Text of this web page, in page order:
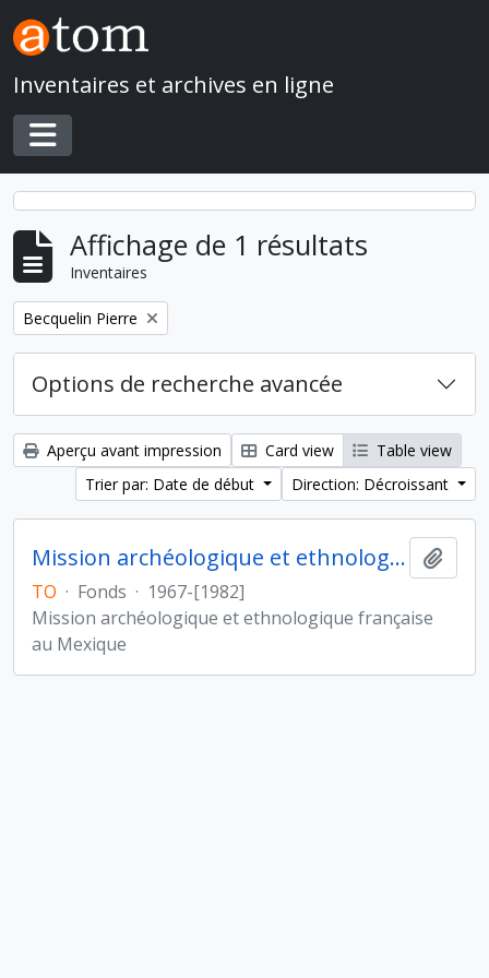
Skip to main content
Inventaires et archives en ligne
Toggle navigation
Affichage de 1 résultats
Inventaires
Remove filter:
Becquelin Pierre
Options de recherche avancée
Aperçu avant impression Card view
Table view
Trier par: Date de début
Direction: Décroissant
Mission archéologique et ethnologique française au Mexique
TO · Fonds · 1967-[1982]
Mission archéologique et ethnologique française
au Mexique